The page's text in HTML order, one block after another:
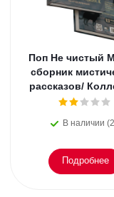
Поп Не чистый
сборник
рассказов/
авторов
В наличии
Подробнее